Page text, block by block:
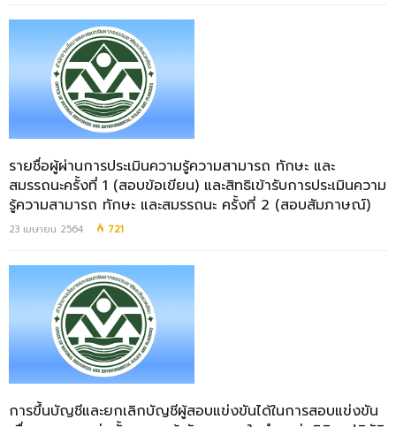
รายชื่อผู้ผ่านการประเมินความรู้ความสามารถ ทักษะ และ
สมรรถนะครั้งที่ 1 (สอบข้อเขียน) และสิทธิเข้ารับการประเมินความ
รู้ความสามารถ ทักษะ และสมรรถนะ ครั้งที่ 2 (สอบสัมภาษณ์)
23 เมษายน 2564 721
การขึ้นบัญชีและยกเลิกบัญชีผู้สอบแข่งขันได้ในการสอบแข่งขัน